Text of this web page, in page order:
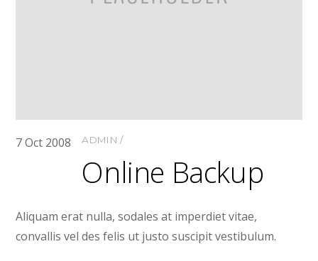
7 Oct 2008 ADMIN
Online Backup
Aliquam erat nulla, sodales at imperdiet vitae,
convallis vel des felis ut justo suscipit vestibulum.